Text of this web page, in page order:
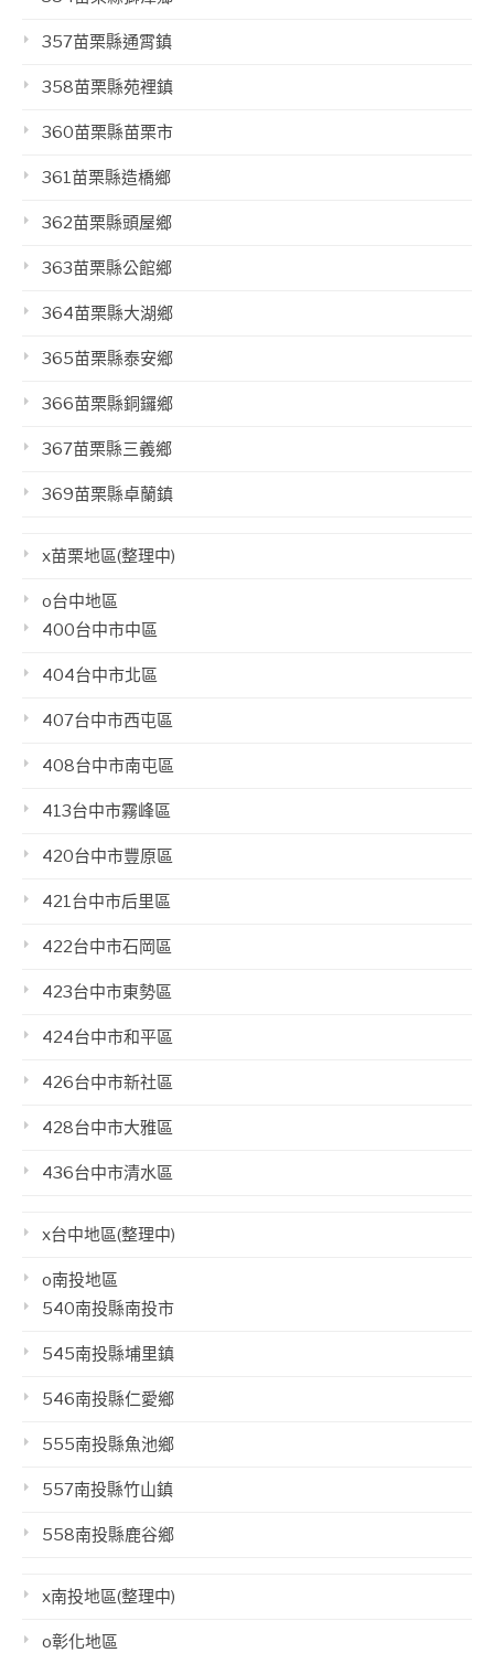
357苗栗縣通霄鎮
358苗栗縣苑裡鎮
360苗栗縣苗栗市
361苗栗縣造橋鄉
362苗栗縣頭屋鄉
363苗栗縣公館鄉
364苗栗縣大湖鄉
365苗栗縣泰安鄉
366苗栗縣銅鑼鄉
367苗栗縣三義鄉
369苗栗縣卓蘭鎮
x苗栗地區(整理中)
o台中地區
400台中市中區
404台中市北區
407台中市西屯區
408台中市南屯區
413台中市霧峰區
420台中市豐原區
421台中市后里區
422台中市石岡區
423台中市東勢區
424台中市和平區
426台中市新社區
428台中市大雅區
436台中市清水區
x台中地區(整理中)
o南投地區
540南投縣南投市
545南投縣埔里鎮
546南投縣仁愛鄉
555南投縣魚池鄉
557南投縣竹山鎮
558南投縣鹿谷鄉
x南投地區(整理中)
o彰化地區